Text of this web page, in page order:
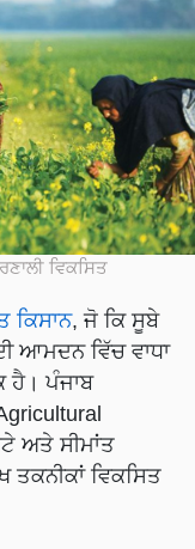
ਵਿਕਸਿਤ
ਕਿਸਾਨ, ਜੋ ਕਿ ਸੂਬੇ
ਆਮਦਨ ਵਿੱਚ ਵਾਧਾ
ਹੈ। ਪੰਜਾਬ
ਅਤੇ ਸੀਮਾਂਤ
ਵਿਕਸਿਤ